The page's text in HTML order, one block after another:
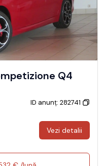
Q4
ID anunț: 282741
Vezi detalii